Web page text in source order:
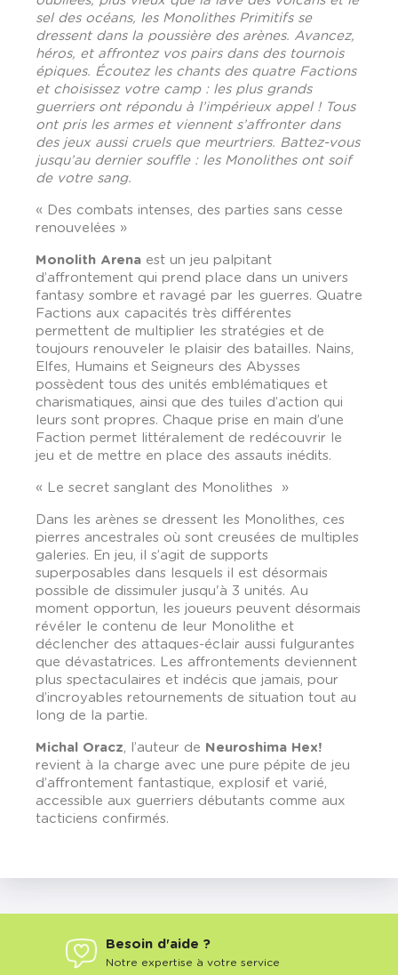
sel des océans, les Monolithes Primitifs se
dressent dans la poussière des arènes. Avancez,
héros, et affrontez vos pairs dans des tournois
épiques. Écoutez les chants des quatre Factions
et choisissez votre camp : les plus grands
guerriers ont répondu à l’impérieux appel ! Tous
ont pris les armes et viennent s’affronter dans
des jeux aussi cruels que meurtriers. Battez-vous
jusqu’au dernier souffle : les Monolithes ont soif
de votre sang.
« Des combats intenses, des parties sans cesse
renouvelées »
Monolith Arena est un jeu palpitant
d’affrontement qui prend place dans un univers
fantasy sombre et ravagé par les guerres. Quatre
Factions aux capacités très différentes
permettent de multiplier les stratégies et de
toujours renouveler le plaisir des batailles. Nains,
Elfes, Humains et Seigneurs des Abysses
possèdent tous des unités emblématiques et
charismatiques, ainsi que des tuiles d’action qui
leurs sont propres. Chaque prise en main d’une
Faction permet littéralement de redécouvrir le
jeu et de mettre en place des assauts inédits.
« Le secret sanglant des Monolithes »
Dans les arènes se dressent les Monolithes, ces
pierres ancestrales où sont creusées de multiples
galeries. En jeu, il s’agit de supports
superposables dans lesquels il est désormais
possible de dissimuler jusqu'à 3 unités. Au
moment opportun, les joueurs peuvent désormais
révéler le contenu de leur Monolithe et
déclencher des attaques-éclair aussi fulgurantes
que dévastatrices. Les affrontements deviennent
plus spectaculaires et indécis que jamais, pour
d’incroyables retournements de situation tout au
long de la partie.
Michal Oracz, l’auteur de Neuroshima Hex!
revient à la charge avec une pure pépite de jeu
d’affrontement fantastique, explosif et varié,
accessible aux guerriers débutants comme aux
tacticiens confirmés.
Besoin d'aide ?
Notre expertise à votre service